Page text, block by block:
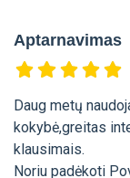
Aptarnavimas
Daug metų
kokybė,greitas
klausimais.
Noriu padėkoti